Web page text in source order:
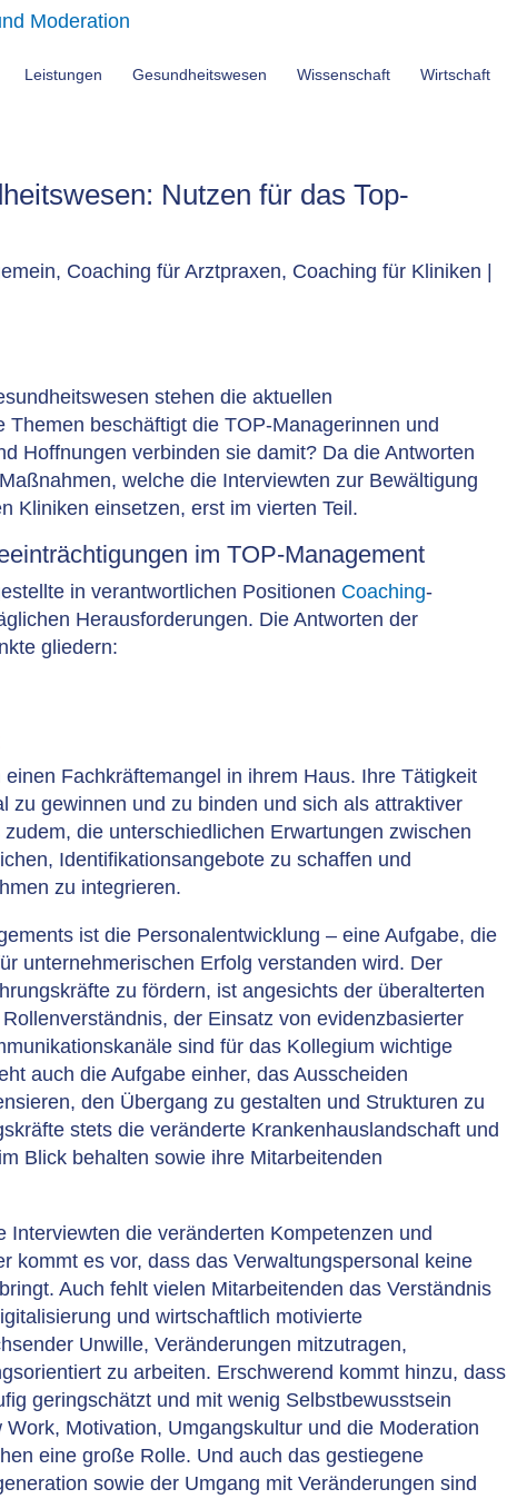
Leistungen Gesundheitswesen Wissenschaft Wirtschaft
Nutzen für das Top-
, Coaching für Arztpraxen, Coaching für Kliniken |
stehen die aktuellen
beschäftigt die TOP-Managerinnen und
Hoffnungen verbinden sie damit? Da die Antworten
welche die Interviewten zur Bewältigung
Kliniken einsetzen, erst im vierten Teil.
im TOP-Management
in verantwortlichen Positionen Coaching-
Herausforderungen. Die Antworten der
gliedern:
Fachkräftemangel in ihrem Haus. Ihre Tätigkeit
zu gewinnen und zu binden und sich als attraktiver
die unterschiedlichen Erwartungen zwischen
Identifikationsangebote zu schaffen und
zu integrieren.
ist die Personalentwicklung – eine Aufgabe, die
unternehmerischen Erfolg verstanden wird. Der
zu fördern, ist angesichts der überalterten
der Einsatz von evidenzbasierter
sind für das Kollegium wichtige
auch die Aufgabe einher, das Ausscheiden
den Übergang zu gestalten und Strukturen zu
stets die veränderte Krankenhauslandschaft und
Blick behalten sowie ihre Mitarbeitenden
die veränderten Kompetenzen und
kommt es vor, dass das Verwaltungspersonal keine
Auch fehlt vielen Mitarbeitenden das Verständnis
und wirtschaftlich motivierte
Unwille, Veränderungen mitzutragen,
zu arbeiten. Erschwerend kommt hinzu, dass
geringschätzt und mit wenig Selbstbewusstsein
Motivation, Umgangskultur und die Moderation
eine große Rolle. Und auch das gestiegene
sowie der Umgang mit Veränderungen sind